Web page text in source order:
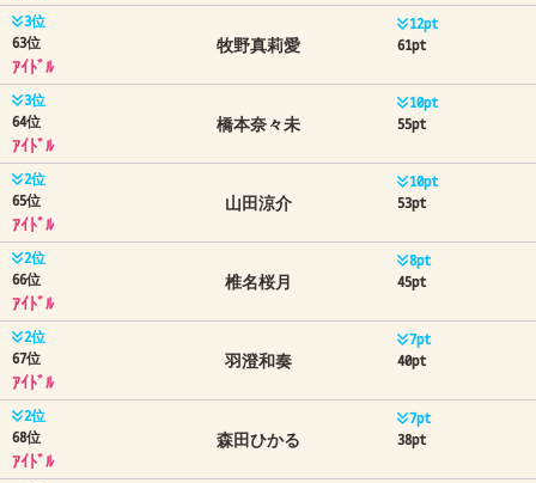
3位
63位
ｱｲﾄﾞﾙ
牧野真莉愛
12pt
61pt
3位
64位
ｱｲﾄﾞﾙ
橋本奈々未
10pt
55pt
2位
65位
ｱｲﾄﾞﾙ
山田涼介
10pt
53pt
2位
66位
ｱｲﾄﾞﾙ
椎名桜月
8pt
45pt
2位
67位
ｱｲﾄﾞﾙ
羽澄和奏
7pt
40pt
2位
68位
ｱｲﾄﾞﾙ
森田ひかる
7pt
38pt